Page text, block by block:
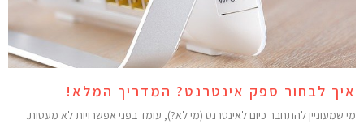
לבחור ספק אינטרנט? המדריך המלא!
שמעוניין להתחבר כיום לאינטרנט (מי לא?), עומד בפני אפשרויות לא מעטות.